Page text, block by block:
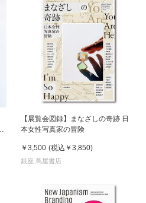
【展覧会図録】まなざしの奇跡 日
本女性写真家の冒険
￥3,500 (税込 ￥3,850)
銀座 蔦屋書店